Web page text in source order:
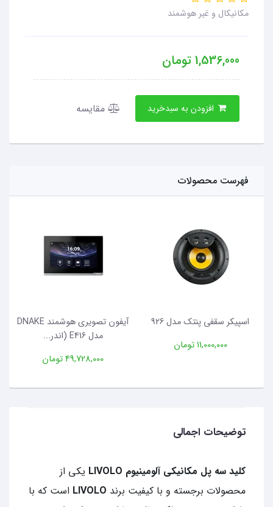
مکانیکال و غیر هوشمند
1,536,000تومان
مقایسه
فهرست محصولات
اسپیکر سقفی پنتک مدل 926
11,000,000 تومان
آیفون تصویری هوشمند DNAKE
مدل E416 (اندر...
49,728,000 تومان
توضیحات اجمالی
کلید سه پل مکانیکی آلومینیوم LIVOLO
یکی از
محصولات برجسته و با کیفیت برند LIVOLO است که با